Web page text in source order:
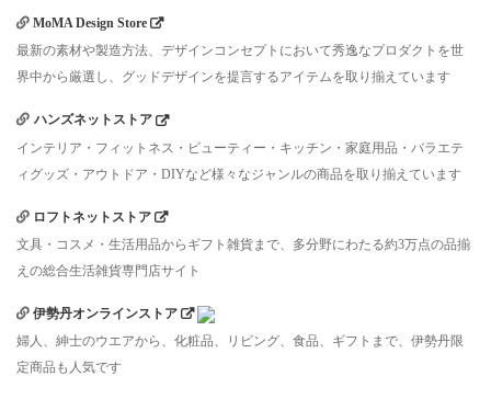
MoMA Design Store
最新の素材や製造方法、デザインコンセプトにおいて秀逸なプロダクトを世
界中から厳選し、グッドデザインを提言するアイテムを取り揃えています
ハンズネットストア
インテリア・フィットネス・ビューティー・キッチン・家庭用品・バラエテ
ィグッズ・アウトドア・DIYなど様々なジャンルの商品を取り揃えています
ロフトネットストア
文具・コスメ・生活用品からギフト雑貨まで、多分野にわたる約3万点の品揃
えの総合生活雑貨専門店サイト
伊勢丹オンラインストア
婦人、紳士のウエアから、化粧品、リビング、食品、ギフトまで、伊勢丹限
定商品も人気です